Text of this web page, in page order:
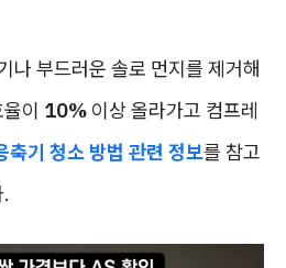
나 부드러운 솔로 먼지를 제거해
이 10% 이상 올라가고 컴프레
축기 청소 방법 관련 정보를 참고